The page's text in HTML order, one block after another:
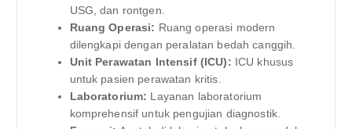
USG, dan rontgen.
Ruang Operasi: Ruang operasi modern
dilengkapi dengan peralatan bedah canggih.
Unit Perawatan Intensif (ICU): ICU khusus
untuk pasien perawatan kritis.
Laboratorium: Layanan laboratorium
komprehensif untuk pengujian diagnostik.